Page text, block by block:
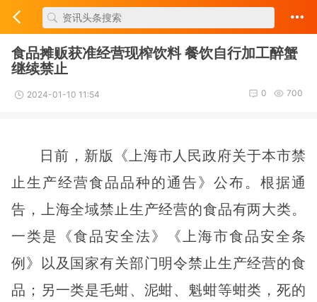
食品摊贩获准经营现榨饮料 餐饮自行加工醉蟹
继续禁止
2024-01-10 11:54 700
0
日前，新版《上海市人民政府关于本市禁
止生产经营食品品种的通告》公布。根据通
告，上海全域禁止生产经营的食品有两大类。
一类是《食品安全法》《上海市食品安全条
例》以及国家有关部门明令禁止生产经营的食
品；另一类是毛蚶、泥蚶、魁蚶等蚶类，死的